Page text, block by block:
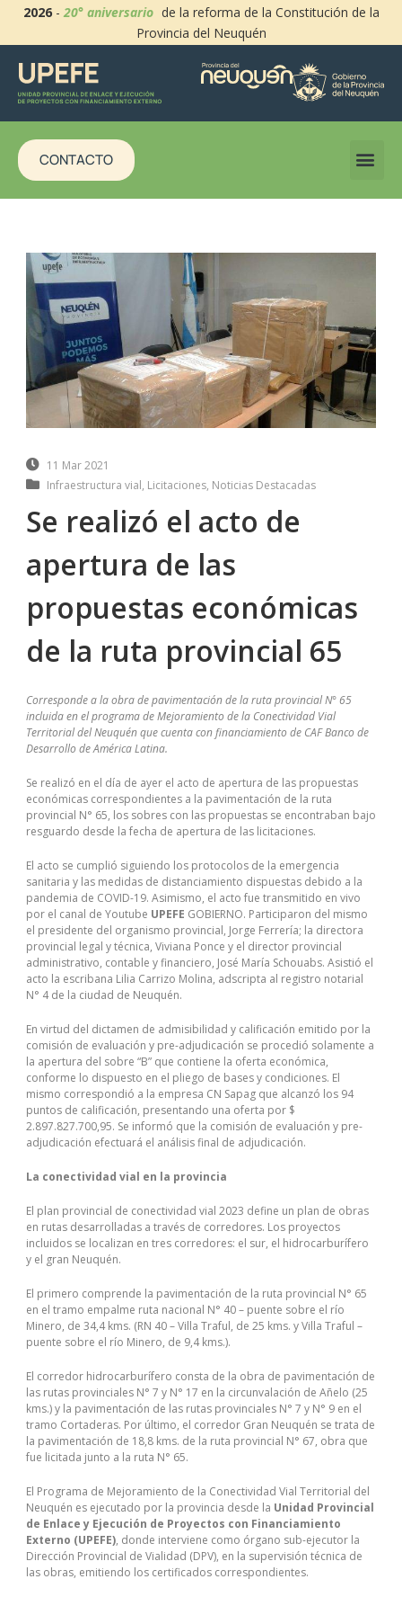
2026-20° aniversario de la reforma de la Constitución de la
Provincia del Neuquén
CONTACTO
11 Mar 2021
Infraestructura vial, Licitaciones, Noticias Destacadas
Se realizó el acto de
apertura de las
propuestas económicas
de la ruta provincial 65
Corresponde a la obra de pavimentación de la ruta provincial N° 65
incluida en el programa de Mejoramiento de la Conectividad Vial
Territorial del Neuquén que cuenta con financiamiento de CAF Banco de
Desarrollo de América Latina.
Se realizó en el día de ayer el acto de apertura de las propuestas
económicas correspondientes a la pavimentación de la ruta
provincial N° 65, los sobres con las propuestas se encontraban bajo
resguardo desde la fecha de apertura de las licitaciones.
El acto se cumplió siguiendo los protocolos de la emergencia
sanitaria y las medidas de distanciamiento dispuestas debido a la
pandemia de COVID-19. Asimismo, el acto fue transmitido en vivo
por el canal de Youtube UPEFE GOBIERNO. Participaron del mismo
el presidente del organismo provincial, Jorge Ferrería; la directora
provincial legal y técnica, Viviana Ponce y el director provincial
administrativo, contable y financiero, José María Schouabs. Asistió el
acto la escribana Lilia Carrizo Molina, adscripta al registro notarial
N° 4 de la ciudad de Neuquén.
En virtud del dictamen de admisibilidad y calificación emitido por la
comisión de evaluación y pre-adjudicación se procedió solamente a
la apertura del sobre “B” que contiene la oferta económica,
conforme lo dispuesto en el pliego de bases y condiciones. El
mismo correspondió a la empresa CN Sapag que alcanzó los 94
puntos de calificación, presentando una oferta por $
2.897.827.700,95. Se informó que la comisión de evaluación y pre-
adjudicación efectuará el análisis final de adjudicación.
La conectividad vial en la provincia
El plan provincial de conectividad vial 2023 define un plan de obras
en rutas desarrolladas a través de corredores. Los proyectos
incluidos se localizan en tres corredores: el sur, el hidrocarburífero
y el gran Neuquén.
El primero comprende la pavimentación de la ruta provincial N° 65
en el tramo empalme ruta nacional N° 40 – puente sobre el río
Minero, de 34,4 kms. (RN 40 – Villa Traful, de 25 kms. y Villa Traful –
puente sobre el río Minero, de 9,4 kms.).
El corredor hidrocarburífero consta de la obra de pavimentación de
las rutas provinciales N° 7 y N° 17 en la circunvalación de Añelo (25
kms.) y la pavimentación de las rutas provinciales N° 7 y N° 9 en el
tramo Cortaderas. Por último, el corredor Gran Neuquén se trata de
la pavimentación de 18,8 kms. de la ruta provincial N° 67, obra que
fue licitada junto a la ruta N° 65.
El Programa de Mejoramiento de la Conectividad Vial Territorial del
Neuquén es ejecutado por la provincia desde la Unidad Provincial
de Enlace y Ejecución de Proyectos con Financiamiento
Externo (UPEFE), donde interviene como órgano sub-ejecutor la
Dirección Provincial de Vialidad (DPV), en la supervisión técnica de
las obras, emitiendo los certificados correspondientes.